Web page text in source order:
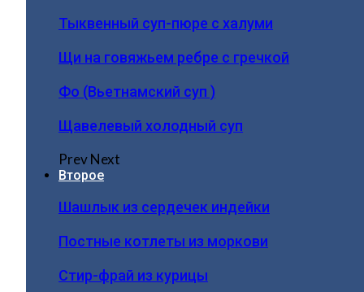
Тыквенный суп-пюре с халуми
Щи на говяжьем ребре с гречкой
Фо (Вьетнамский суп )
Щавелевый холодный суп
PrevNext
Второе
Шашлык из сердечек индейки
Постные котлеты из моркови
Стир-фрай из курицы